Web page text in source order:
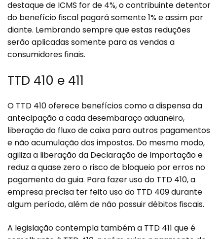
destaque de ICMS for de 4%, o contribuinte detentor
do benefício fiscal pagará somente 1% e assim por
diante. Lembrando sempre que estas reduções
serão aplicadas somente para as vendas a
consumidores finais.
TTD 410 e 411
O TTD 410 oferece benefícios como a dispensa da
antecipação a cada desembaraço aduaneiro,
liberação do fluxo de caixa para outros pagamentos
e não acumulação dos impostos. Do mesmo modo,
agiliza a liberação da Declaração de Importação e
reduz a quase zero o risco de bloqueio por erros no
pagamento da guia. Para fazer uso do TTD 410, a
empresa precisa ter feito uso do TTD 409 durante
algum período, além de não possuir débitos fiscais.
A legislação contempla também a TTD 411 que é